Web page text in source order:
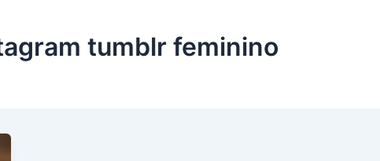
tumblr feminino